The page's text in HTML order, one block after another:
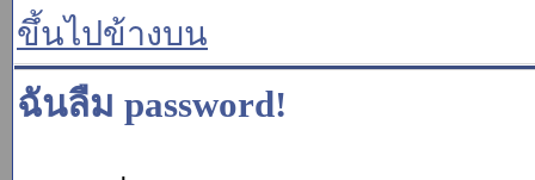
ขึ้นไปข้างบน
ฉันลืม password!